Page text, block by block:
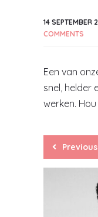
14 SEPTEMBER
COMMENTS
Een van
snel, helder
werken.